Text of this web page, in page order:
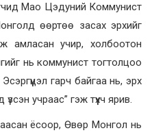
Мао Цэдуний Коммунист
өөртөө засах эрхийг
амласан учир, холбоотон
нь коммунист тогтолцоо
гарч байгаа нь, эрх
учраас” гэж түүхч ярив.
ёсоор, Өвөр Монгол нь